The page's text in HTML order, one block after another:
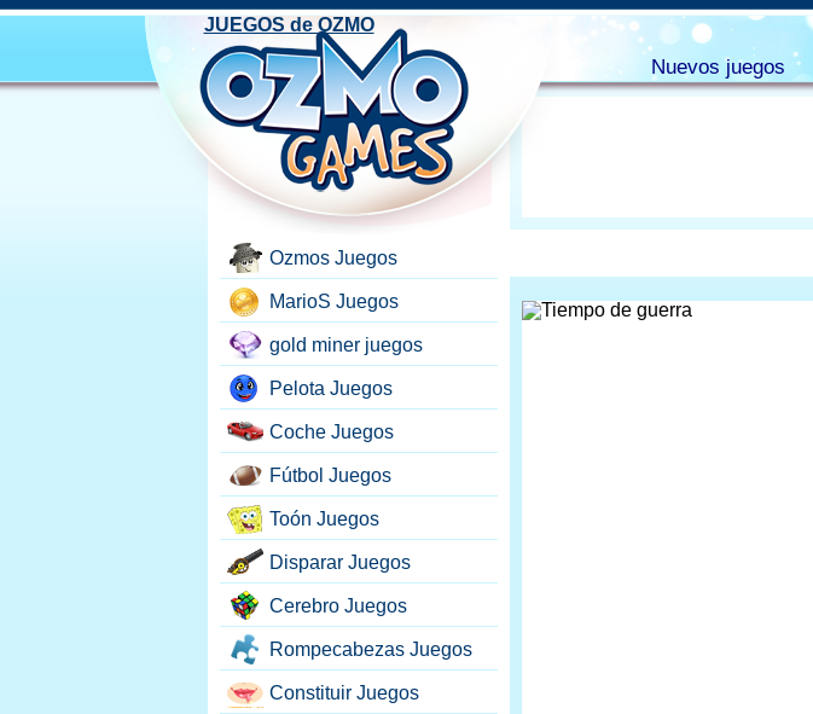
Ozmos Juegos
MarioS Juegos
gold miner juegos
Pelota Juegos
Coche Juegos
Fútbol Juegos
Toón Juegos
Disparar Juegos
Cerebro Juegos
Rompecabezas Juegos
Constituir Juegos
JUEGOS de OZMO
Nuevos juegos